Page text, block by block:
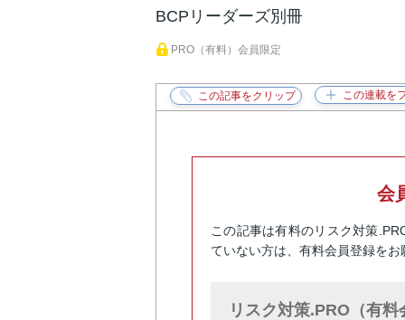
BCPリーダーズ別冊
PRO（有料）会員限定
会
この記事は有料のリスク対策
ていない方は、有料会員登録をお
リスク対策.PRO（有